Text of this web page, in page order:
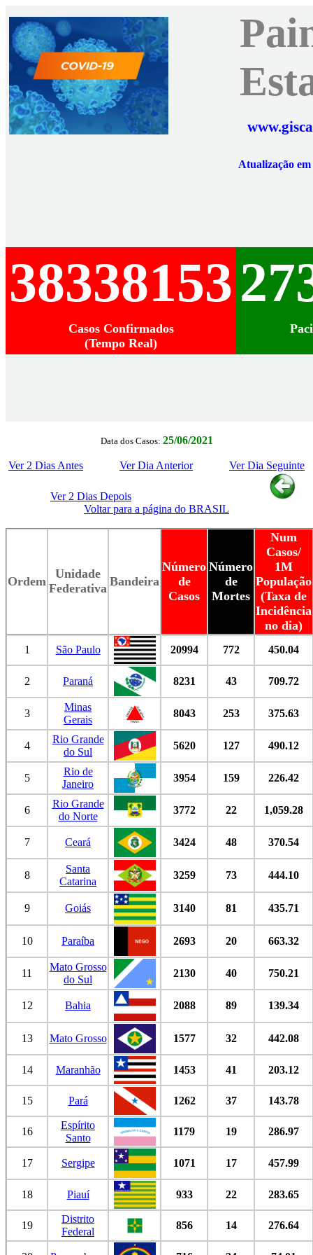
Atualização
38338153
Casos Confirmados
(Tempo Real)
Data dos Casos: 25/06/2021
Ver 2 Dias Antes Ver Dia Anterior Ver Dia Seguinte
Ver 2 Dias Depois
Voltar para a página do BRASIL
Ordem
Unidade
Federativa Bandeira
Número
de
Casos
Número
de
Mortes
Num
Casos/
1M
População
(Taxa de
Incidência
no dia)
1 São Paulo 20994 772 450.04
2 Paraná 8231 43 709.72
3
Minas
Gerais
8043 253 375.63
4
Rio Grande
do Sul
5620 127 490.12
5
Rio de
Janeiro
3954 159 226.42
6
Rio Grande
do Norte
3772 22 1,059.28
7 Ceará 3424 48 370.54
8
Santa
Catarina
3259 73 444.10
9 Goiás 3140 81 435.71
10 Paraíba 2693 20 663.32
11
Mato Grosso
do Sul
2130 40 750.21
12 Bahia 2088 89 139.34
13 Mato Grosso 1577 32 442.08
14 Maranhão 1453 41 203.12
15 Pará 1262 37 143.78
16
Espírito
Santo
1179 19 286.97
17 Sergipe 1071 17 457.99
18 Piauí 933 22 283.65
19
Distrito
Federal
856 14 276.64